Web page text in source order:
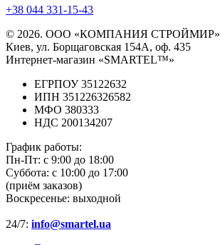
+38 044 331-15-43
© 2026. ООО «КОМПАНИЯ СТРОЙМИР»
Киев, ул. Борщаговская 154А, оф. 435
Интернет-магазин «SMARTEL™»
ЕГРПОУ 35122632
ИПН 351226326582
МФО 380333
НДС 200134207
График работы:
Пн-Пт: с 9:00 до 18:00
Суббота: с 10:00 до 17:00
(приём заказов)
Воскресенье: выходной
24/7: info@smartel.ua